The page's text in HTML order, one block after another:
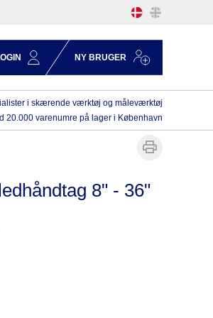
NY BRUGER
i skærende værktøj og måleværktøj
20.000 varenumre på lager i København
8" - 36"